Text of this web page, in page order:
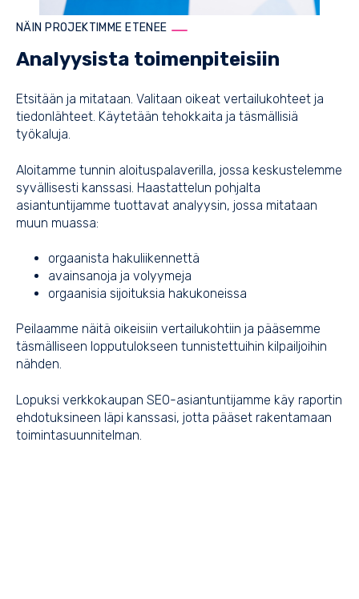
NÄIN PROJEKTIMME ETENEE
Analyysista toimenpiteisiin
Etsitään ja mitataan. Valitaan oikeat vertailukohteet ja
tiedonlähteet. Käytetään tehokkaita ja täsmällisiä
työkaluja.
Aloitamme tunnin aloituspalaverilla, jossa keskustelemme
syvällisesti kanssasi. Haastattelun pohjalta
asiantuntijamme tuottavat analyysin, jossa mitataan
muun muassa:
orgaanista hakuliikennettä
avainsanoja ja volyymeja
orgaanisia sijoituksia hakukoneissa
Peilaamme näitä oikeisiin vertailukohtiin ja pääsemme
täsmälliseen lopputulokseen tunnistettuihin kilpailjoihin
nähden.
Lopuksi verkkokaupan SEO-asiantuntijamme käy raportin
ehdotuksineen läpi kanssasi, jotta pääset rakentamaan
toimintasuunnitelman.